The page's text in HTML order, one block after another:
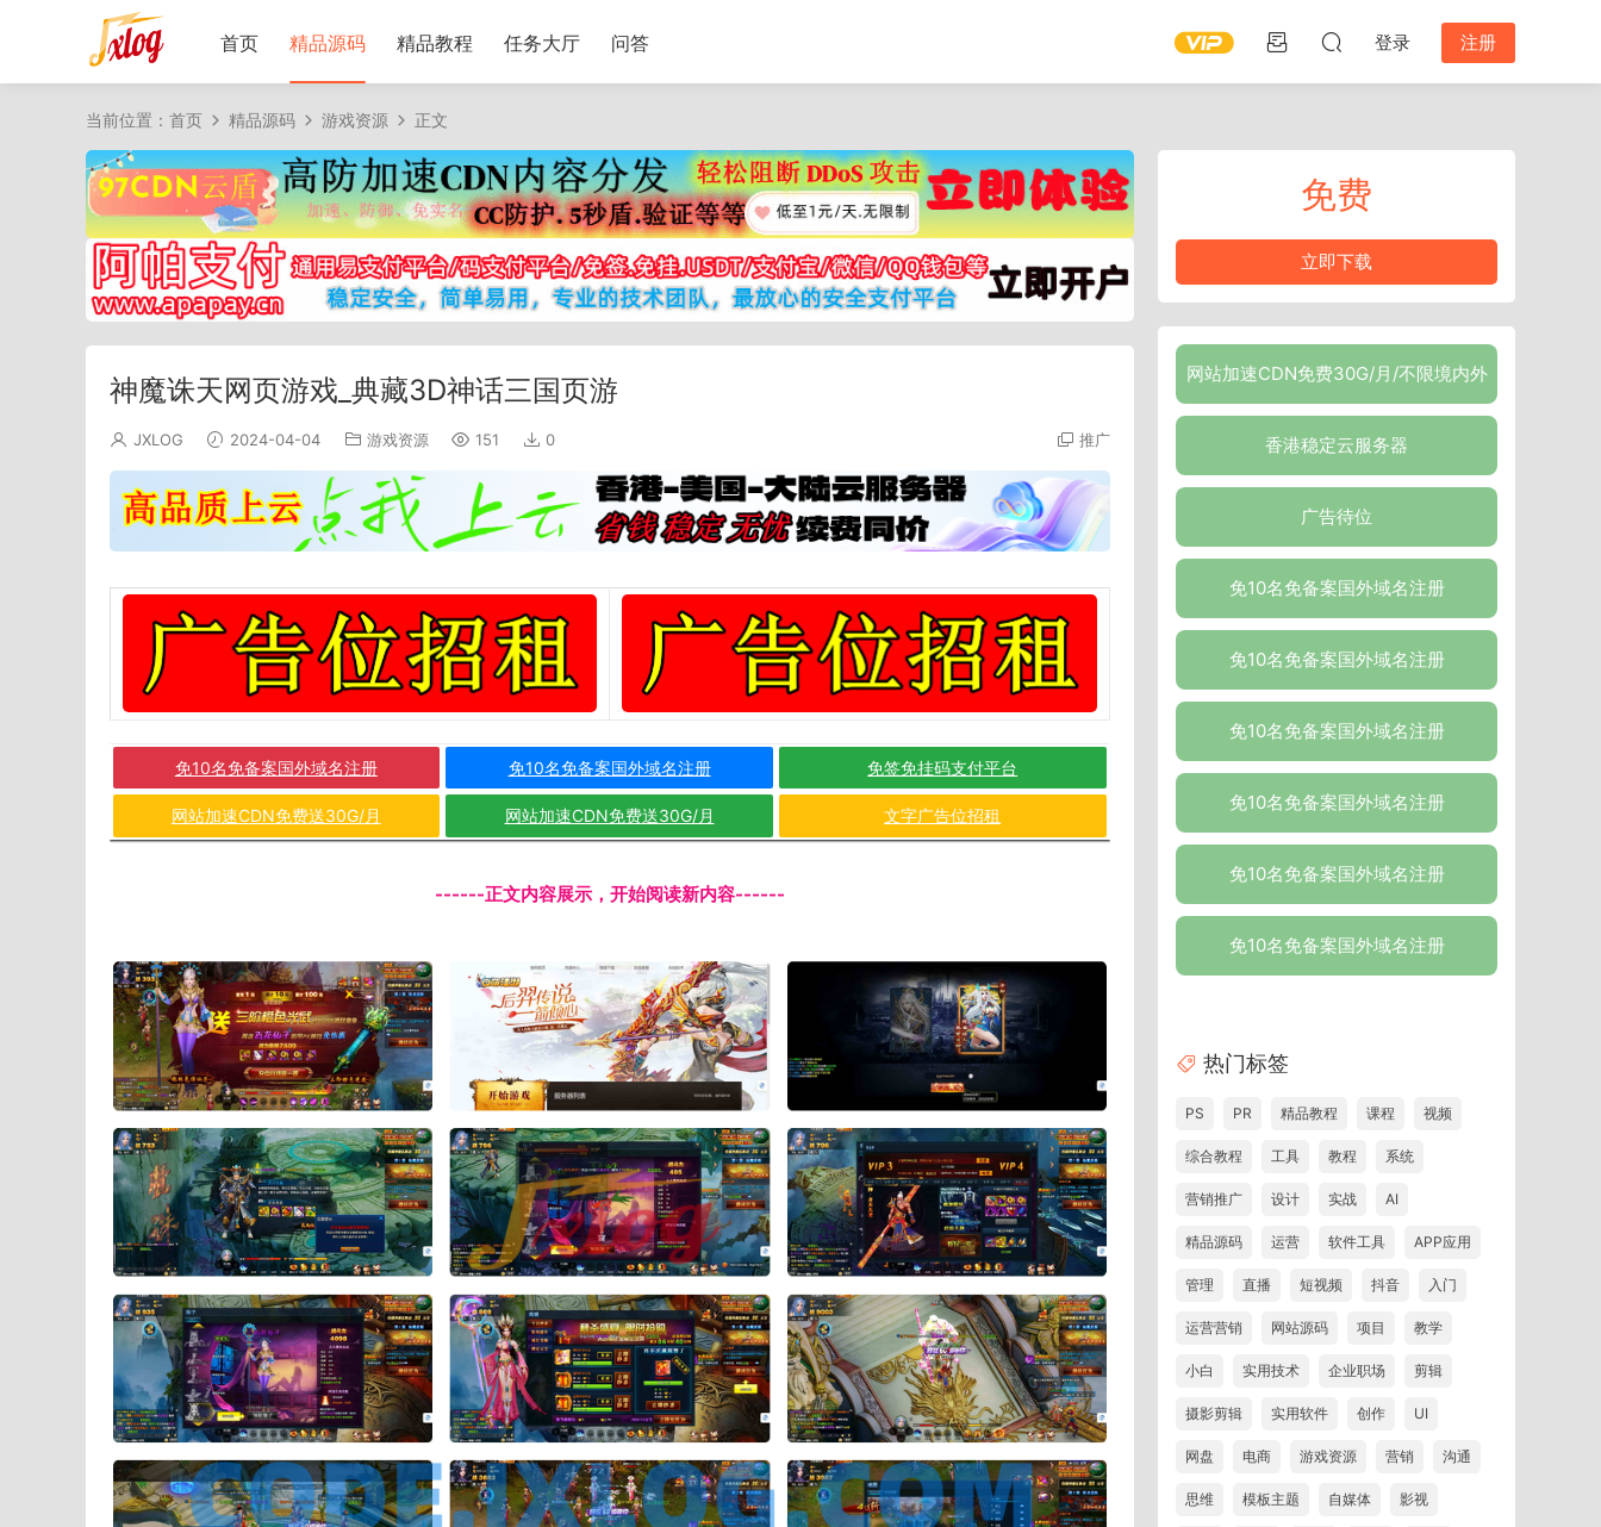
首页 精品源码 精品教程 任务大厅 问答 登录 注册
当前位置： 首页 精品源码 游戏资源 正文
神魔诛天网页游戏_典藏3D神话三国页游
JXLOG 2024-04-04 游戏资源 151 0 推广
免10名免备案国外域名注册 免10名免备案国外域名注册 免签免挂码支付平台
网站加速CDN免费送30G/月 网站加速CDN免费送30G/月 文字广告位招租
------正文内容展示，开始阅读新内容------
免费
立即下载
网站加速CDN免费30G/月/不限境内外
香港稳定云服务器
广告待位
免10名免备案国外域名注册
免10名免备案国外域名注册
免10名免备案国外域名注册
免10名免备案国外域名注册
免10名免备案国外域名注册
免10名免备案国外域名注册
热门标签
PS PR 精品教程 课程 视频
综合教程 工具 教程 系统
营销推广 设计 实战 AI
精品源码 运营 软件工具 APP应用
管理 直播 短视频 抖音 入门
运营营销 网站源码 项目 教学
小白 实用技术 企业职场 剪辑
摄影剪辑 实用软件 创作 UI
网盘 电商 游戏资源 营销 沟通
思维 模板主题 自媒体 影视